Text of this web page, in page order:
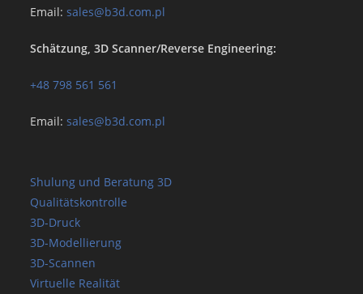
Email:sales@b3d.com.pl
Schätzung, 3D Scanner/Reverse Engineering:
+48 798 561 561
Email:sales@b3d.com.pl
Shulung und Beratung 3D
Qualitätskontrolle
3D-Druck
3D-Modellierung
3D-Scannen
Virtuelle Realität